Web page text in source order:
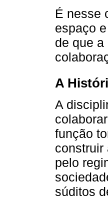
É nesse
espaço
de que
A
A
função
construir
pelo
súditos